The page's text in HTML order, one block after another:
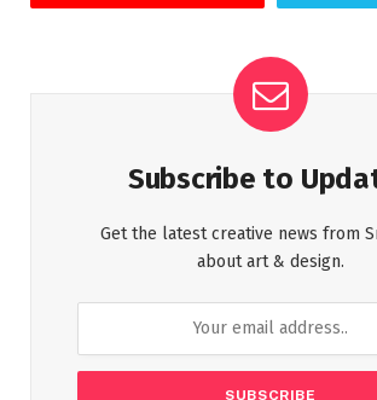
Subscribe to
Get the latest creative news from
about art & design.